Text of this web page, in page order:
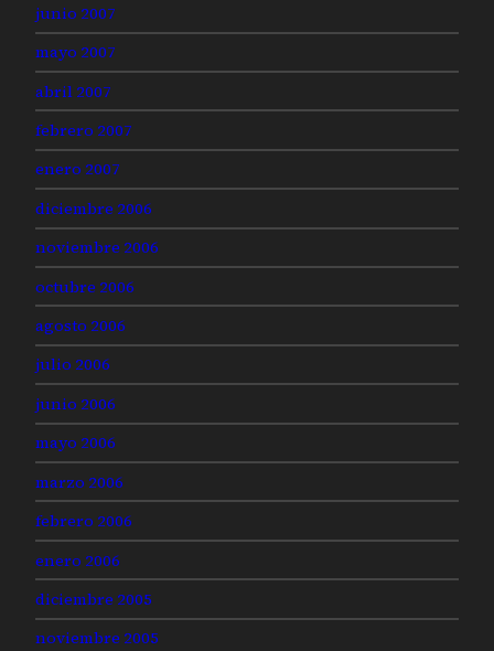
junio 2007
mayo 2007
abril 2007
febrero 2007
enero 2007
diciembre 2006
noviembre 2006
octubre 2006
agosto 2006
julio 2006
junio 2006
mayo 2006
marzo 2006
febrero 2006
enero 2006
diciembre 2005
noviembre 2005